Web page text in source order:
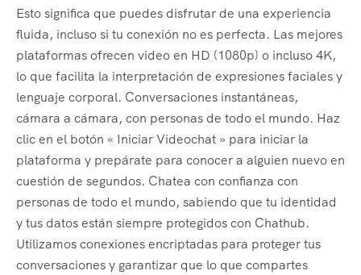
Esto significa que puedes disfrutar de una experiencia
fluida, incluso si tu conexión no es perfecta. Las mejores
plataformas ofrecen video en HD (1080p) o incluso 4K,
lo que facilita la interpretación de expresiones faciales y
lenguaje corporal. Conversaciones instantáneas,
cámara a cámara, con personas de todo el mundo. Haz
clic en el botón « Iniciar Videochat » para iniciar la
plataforma y prepárate para conocer a alguien nuevo en
cuestión de segundos. Chatea con confianza con
personas de todo el mundo, sabiendo que tu identidad
y tus datos están siempre protegidos con Chathub.
Utilizamos conexiones encriptadas para proteger tus
conversaciones y garantizar que lo que compartes